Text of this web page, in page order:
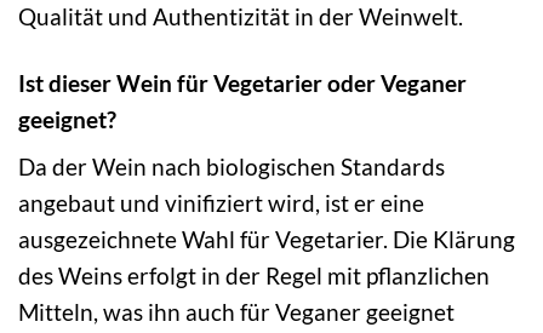
Qualität und Authentizität in der Weinwelt.
Ist dieser Wein für Vegetarier oder Veganer
geeignet?
Da der Wein nach biologischen Standards
angebaut und vinifiziert wird, ist er eine
ausgezeichnete Wahl für Vegetarier. Die Klärung
des Weins erfolgt in der Regel mit pflanzlichen
Mitteln, was ihn auch für Veganer geeignet